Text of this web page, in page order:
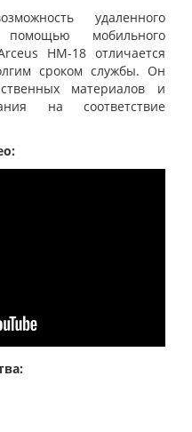
удаленного
мобильного
HM-18 отличается
сроком службы. Он
материалов и
на соответствие